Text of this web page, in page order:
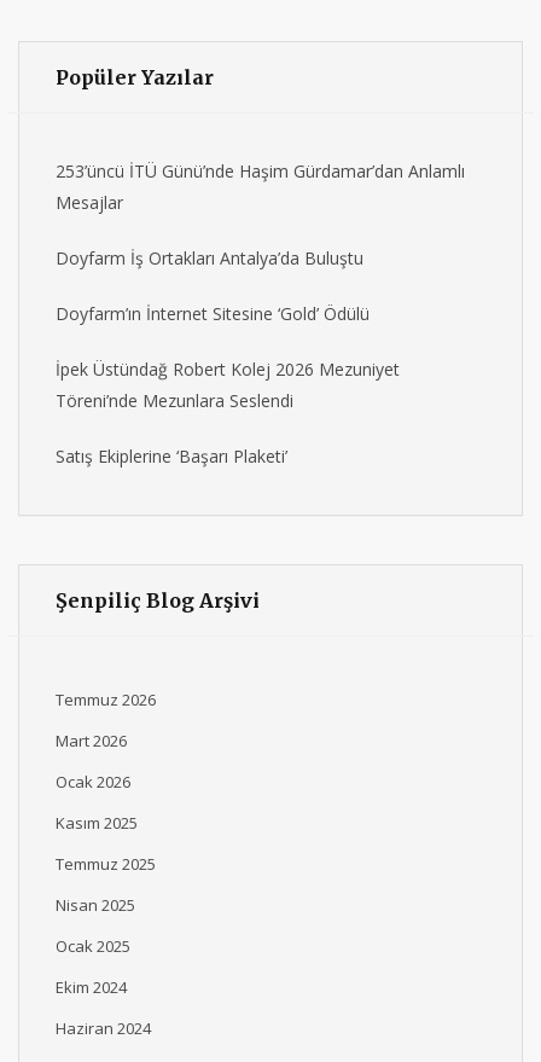
Popüler Yazılar
253’üncü İTÜ Günü’nde Haşim Gürdamar’dan Anlamlı
Mesajlar
Doyfarm İş Ortakları Antalya’da Buluştu
Doyfarm’ın İnternet Sitesine ‘Gold’ Ödülü
İpek Üstündağ Robert Kolej 2026 Mezuniyet
Töreni’nde Mezunlara Seslendi
Satış Ekiplerine ‘Başarı Plaketi’
Şenpiliç Blog Arşivi
Temmuz 2026
Mart 2026
Ocak 2026
Kasım 2025
Temmuz 2025
Nisan 2025
Ocak 2025
Ekim 2024
Haziran 2024